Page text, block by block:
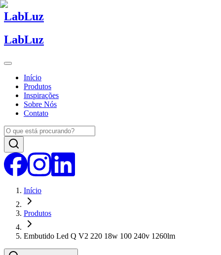
LabLuz
LabLuz
Início
Produtos
Inspirações
Sobre Nós
Contato
Início
Produtos
Embutido Led Q V2 220 18w 100 240v 1260lm